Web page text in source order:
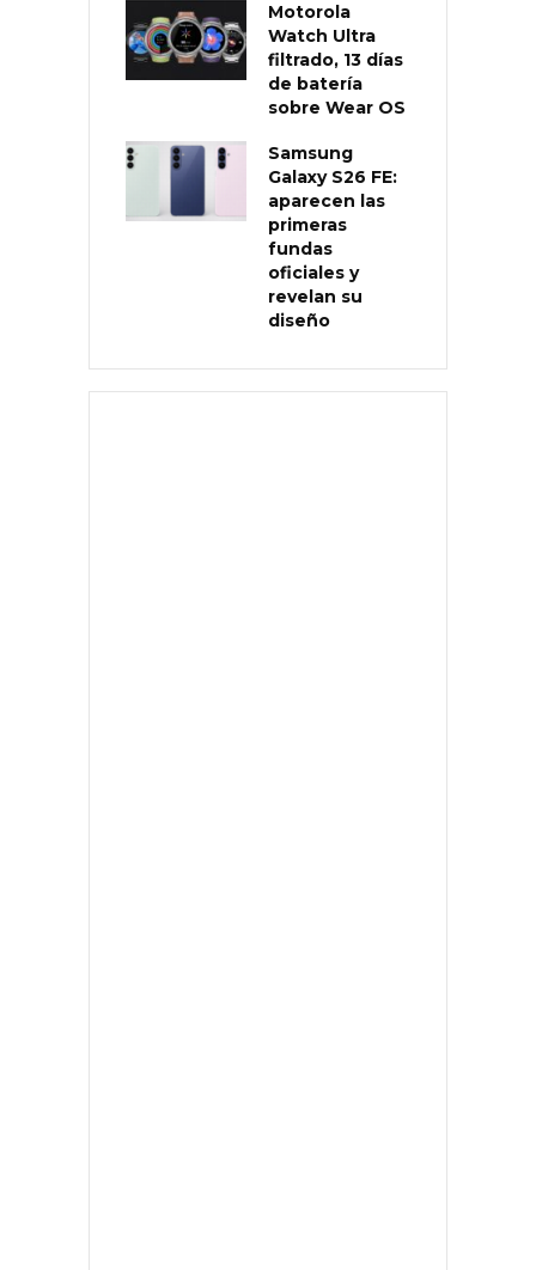
Motorola
Watch Ultra
filtrado, 13 días
de batería
sobre Wear OS
Samsung
Galaxy S26 FE:
aparecen las
primeras
fundas
oficiales y
revelan su
diseño